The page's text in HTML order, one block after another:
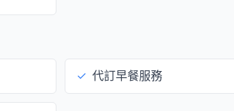
✓ 代訂早餐服務